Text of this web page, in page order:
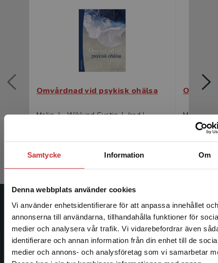
Samtycke Information Om
Denna webbplats använder cookies
Vi använder enhetsidentifierare för att anpassa innehållet och
annonserna till användarna, tillhandahålla funktioner för
medier och analysera vår trafik. Vi vidarebefordrar även
identifierare och annan information från din enhet till de
medier och annons- och analysföretag som vi samarbetar
Begränsad fraktregion
Omvårdnad vid psykisk ohälsa
Molin, J - Wiklund Gustin, L (red.)
552 krinkl. moms
Exkl. moms: 521 kr
Molin, J -
346 kr
Exkl.
Studentlitteratur
Studentlitteratur grundades 1963 och är idag Sveriges
ledande utbildningsförlag. Med läromedel, kurslitteratur,
facklitteratur, utbildningar och digitala